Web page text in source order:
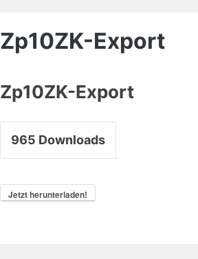
Zp10ZK-Export
Zp10ZK-Export
965 Downloads
Jetzt herunterladen!